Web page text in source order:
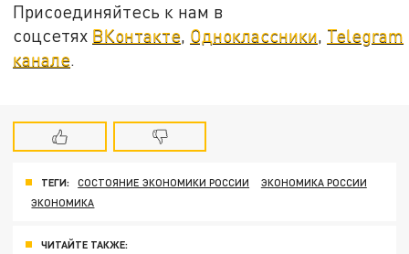
Присоединяйтесь к нам в
соцсетях ВКонтакте, Одноклассники, Telegram
канале.
ТЕГИ: СОСТОЯНИЕ ЭКОНОМИКИ РОССИИ
ЭКОНОМИКА РОССИИ
ЭКОНОМИКА
ЧИТАЙТЕ ТАКЖЕ: